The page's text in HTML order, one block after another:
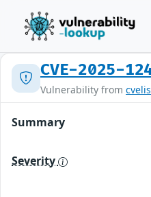
CVE-2025-
Vulnerability from
Summary
Severity